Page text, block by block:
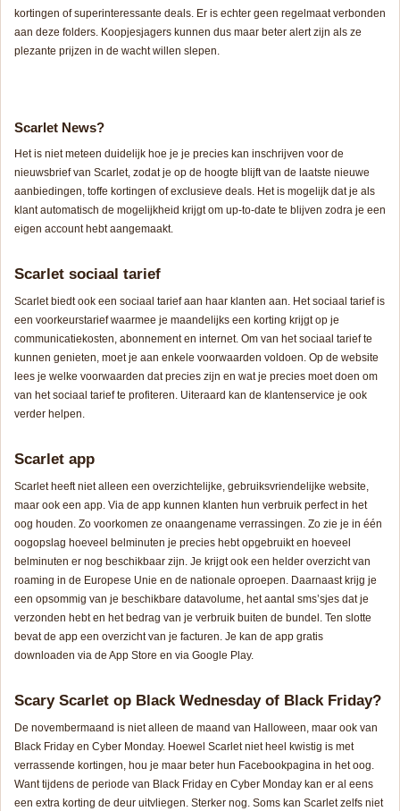
kortingen of superinteressante deals. Er is echter geen regelmaat verbonden
aan deze folders. Koopjesjagers kunnen dus maar beter alert zijn als ze
plezante prijzen in de wacht willen slepen.
Scarlet News?
Het is niet meteen duidelijk hoe je je precies kan inschrijven voor de
nieuwsbrief van Scarlet, zodat je op de hoogte blijft van de laatste nieuwe
aanbiedingen, toffe kortingen of exclusieve deals. Het is mogelijk dat je als
klant automatisch de mogelijkheid krijgt om up-to-date te blijven zodra je een
eigen account hebt aangemaakt.
Scarlet sociaal tarief
Scarlet biedt ook een sociaal tarief aan haar klanten aan. Het sociaal tarief is
een voorkeurstarief waarmee je maandelijks een korting krijgt op je
communicatiekosten, abonnement en internet. Om van het sociaal tarief te
kunnen genieten, moet je aan enkele voorwaarden voldoen. Op de website
lees je welke voorwaarden dat precies zijn en wat je precies moet doen om
van het sociaal tarief te profiteren. Uiteraard kan de klantenservice je ook
verder helpen.
Scarlet app
Scarlet heeft niet alleen een overzichtelijke, gebruiksvriendelijke website,
maar ook een app. Via de app kunnen klanten hun verbruik perfect in het
oog houden. Zo voorkomen ze onaangename verrassingen. Zo zie je in één
oogopslag hoeveel belminuten je precies hebt opgebruikt en hoeveel
belminuten er nog beschikbaar zijn. Je krijgt ook een helder overzicht van
roaming in de Europese Unie en de nationale oproepen. Daarnaast krijg je
een opsommig van je beschikbare datavolume, het aantal sms’sjes dat je
verzonden hebt en het bedrag van je verbruik buiten de bundel. Ten slotte
bevat de app een overzicht van je facturen. Je kan de app gratis
downloaden via de App Store en via Google Play.
Scary Scarlet op Black Wednesday of Black Friday?
De novembermaand is niet alleen de maand van Halloween, maar ook van
Black Friday en Cyber Monday. Hoewel Scarlet niet heel kwistig is met
verrassende kortingen, hou je maar beter hun Facebookpagina in het oog.
Want tijdens de periode van Black Friday en Cyber Monday kan er al eens
een extra korting de deur uitvliegen. Sterker nog. Soms kan Scarlet zelfs niet